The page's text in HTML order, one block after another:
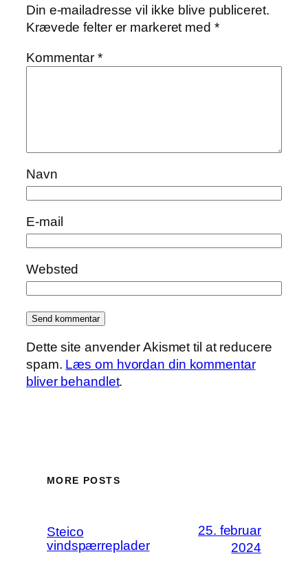
Din e-mailadresse vil ikke blive publiceret.
Krævede felter er markeret med *
Kommentar*
Navn
E-mail
Websted
Dette site anvender Akismet til at reducere
spam. Læs om hvordan din kommentar
bliver behandlet.
MORE POSTS
Steico
vindspærreplader
25. februar
2024